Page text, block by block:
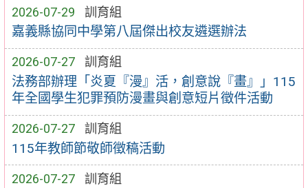
2026-07-29 訓育組
嘉義縣協同中學第八屆傑出校友遴選辦法
2026-07-27 訓育組
法務部辦理「炎夏『漫』活，創意說『畫』」115
年全國學生犯罪預防漫畫與創意短片徵件活動
2026-07-27 訓育組
115年教師節敬師徵稿活動
2026-07-27 訓育組